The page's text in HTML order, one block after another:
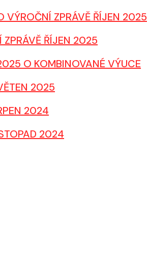
VÝROČNÍ ZPRÁVĚ ŘÍJEN 2025
ZPRÁVĚ ŘÍJEN 2025
O KOMBINOVANÉ VÝUCE
2025
2024
2024